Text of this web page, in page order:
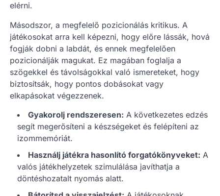
elérni.
Másodszor, a megfelelő pozicionálás kritikus. A
játékosokat arra kell képezni, hogy előre lássák, hová
fogják dobni a labdát, és ennek megfelelően
pozicionálják magukat. Ez magában foglalja a
szögekkel és távolságokkal való ismereteket, hogy
biztosítsák, hogy pontos dobásokat vagy
elkapásokat végezzenek.
Gyakorolj rendszeresen: A következetes edzés
segít megerősíteni a készségeket és felépíteni az
izommemóriát.
Használj játékra hasonlító forgatókönyveket: A
valós játékhelyzetek szimulálása javíthatja a
döntéshozatalt nyomás alatt.